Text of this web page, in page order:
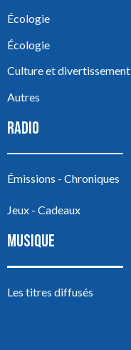
Écologie
Écologie
Culture et divertissement
Autres
RADIO
Émissions - Chroniques
Jeux - Cadeaux
MUSIQUE
Les titres diffusés